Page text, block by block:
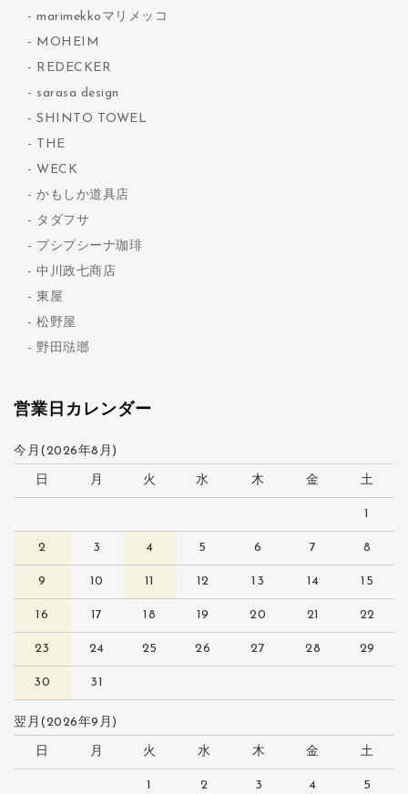
marimekkoマリメッコ
MOHEIM
REDECKER
sarasa design
SHINTO TOWEL
THE
WECK
かもしか道具店
タダフサ
プシプシーナ珈琲
中川政七商店
東屋
松野屋
野田琺瑯
営業日カレンダー
今月(2026年8月)
日 月 火 水 木 金 土
1
2 3 4 5 6 7 8
9 10 11 12 13 14 15
16 17 18 19 20 21 22
23 24 25 26 27 28 29
30 31
翌月(2026年9月)
日 月 火 水 木 金 土
1 2 3 4 5